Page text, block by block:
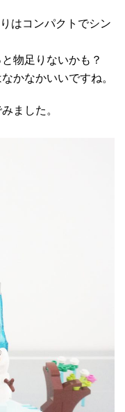
はコンパクトでシン
物足りないかも？
かなかいいですね。
ました。